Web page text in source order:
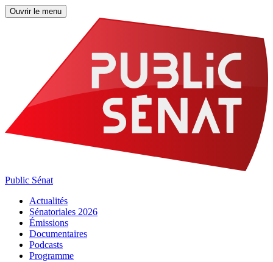
Ouvrir le menu
Public Sénat
Actualités
Sénatoriales 2026
Émissions
Documentaires
Podcasts
Programme